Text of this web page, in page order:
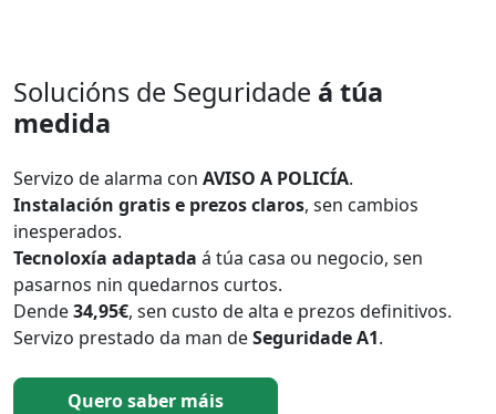
Solucións de Seguridade á túa
medida
Servizo de alarma con AVISO A POLICÍA.
Instalación gratis e prezos claros, sen cambios
inesperados.
Tecnoloxía adaptada á túa casa ou negocio, sen
pasarnos nin quedarnos curtos.
Dende34,95€, sen custo de alta e prezos definitivos.
Servizo prestado da man deSeguridade A1.
Quero saber máis